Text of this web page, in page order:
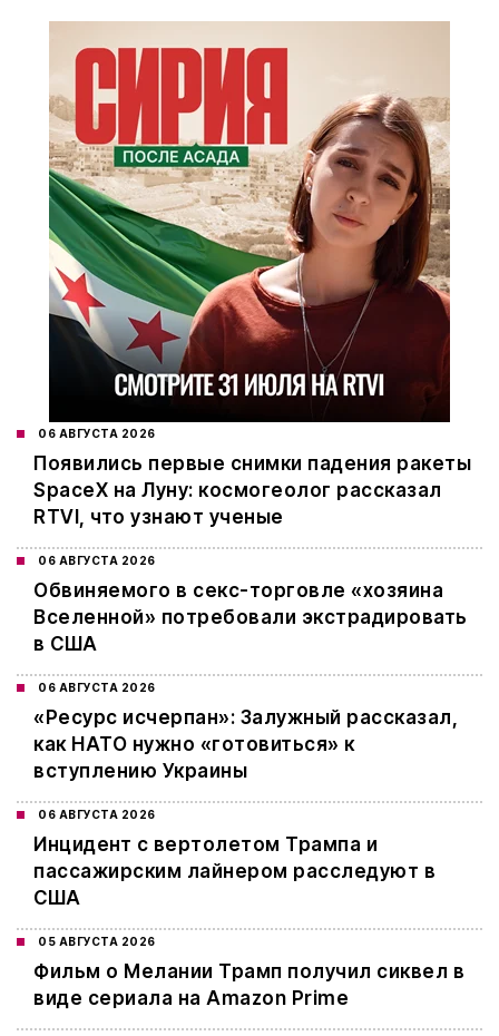
06 АВГУСТА 2026
Появились первые снимки падения ракеты
SpaceX на Луну: космогеолог рассказал
RTVI, что узнают ученые
06 АВГУСТА 2026
Обвиняемого в секс-торговле «хозяина
Вселенной» потребовали экстрадировать
в США
06 АВГУСТА 2026
«Ресурс исчерпан»: Залужный рассказал,
как НАТО нужно «готовиться» к
вступлению Украины
06 АВГУСТА 2026
Инцидент с вертолетом Трампа и
пассажирским лайнером расследуют в
США
05 АВГУСТА 2026
Фильм о Мелании Трамп получил сиквел в
виде сериала на Amazon Prime